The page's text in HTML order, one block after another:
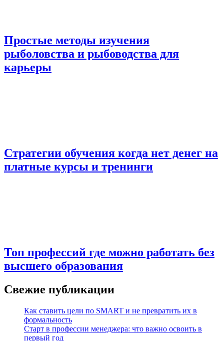
Простые методы изучения
рыболовства и рыбоводства для
карьеры
Стратегии обучения когда нет денег на
платные курсы и тренинги
Топ профессий где можно работать без
высшего образования
Свежие публикации
Как ставить цели по SMART и не превратить их в
формальность
Старт в профессии менеджера: что важно освоить в
первый год